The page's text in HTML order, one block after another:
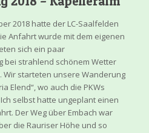
2018 hatte der LC-Saalfelden
Anfahrt wurde mit dem eigenen
sich ein paar
bei strahlend schönem Wetter
Wir starteten unsere Wanderung
Elend“, wo auch die PKWs
selbst hatte ungeplant einen
Der Weg über Embach war
die Rauriser Höhe und so